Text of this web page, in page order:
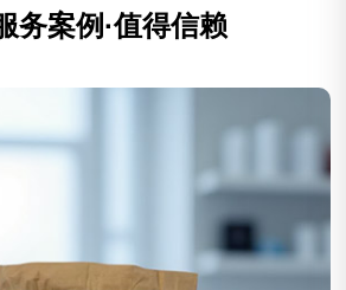
务案例·值得信赖